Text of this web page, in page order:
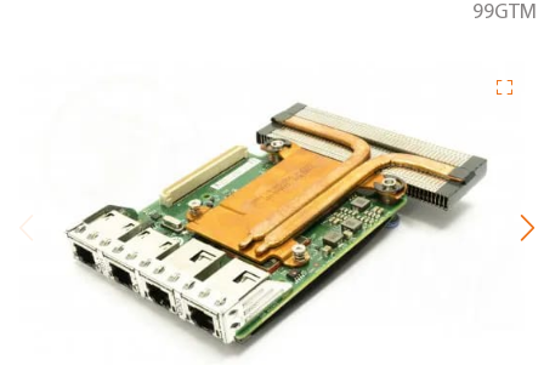
99GTM